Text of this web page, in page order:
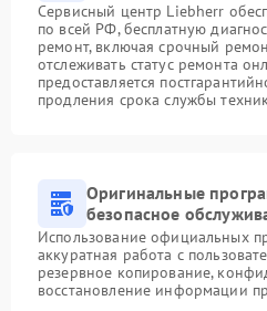
Сервисный центр Liebherr
по всей РФ, бесплатную
ремонт, включая срочный
отслеживать статус ремонта
предоставляется
продления срока службы
Оригинальные
безопасное
Использование официальных
аккуратная работа с
резервное копирование,
восстановление информации